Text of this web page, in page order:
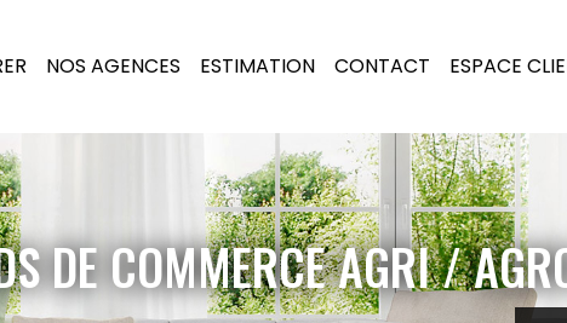
NOS AGENCES ESTIMATION CONTACT ESPACE
DE COMMERCE AGRI /